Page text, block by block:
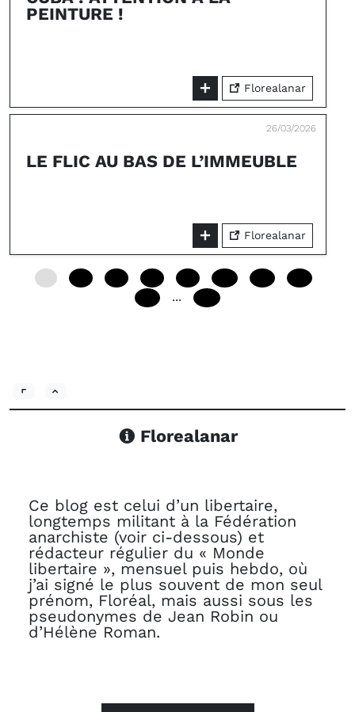
PEINTURE !
Florealanar
26/03/2026
LE FLIC AU BAS DE L’IMMEUBLE
Florealanar
...
Florealanar
Ce blog est celui d’un libertaire,
longtemps militant à la Fédération
anarchiste (voir ci-dessous) et
rédacteur régulier du « Monde
libertaire », mensuel puis hebdo, où
j’ai signé le plus souvent de mon seul
prénom, Floréal, mais aussi sous les
pseudonymes de Jean Robin ou
d’Hélène Roman.